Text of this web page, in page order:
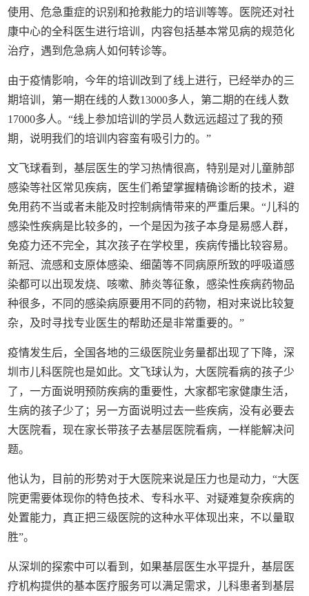
使用、危急重症的识别和抢救能力的培训等等。医院还对社
康中心的全科医生进行培训，内容包括基本常见病的规范化
治疗，遇到危急病人如何转诊等。
由于疫情影响，今年的培训改到了线上进行，已经举办的三
期培训，第一期在线的人数13000多人，第二期的在线人数
17000多人。“线上参加培训的学员人数远远超过了我的预
期，说明我们的培训内容蛮有吸引力的。”
文飞球看到，基层医生的学习热情很高，特别是对儿童肺部
感染等社区常见疾病，医生们希望掌握精确诊断的技术，避
免用药不当或者未能及时控制病情带来的严重后果。“儿科的
感染性疾病是比较多的，一个是因为孩子本身是易感人群，
免疫力还不完全，其次孩子在学校里，疾病传播比较容易。
新冠、流感和支原体感染、细菌等不同病原所致的呼吸道感
染都可以出现发烧、咳嗽、肺炎等征象，感染性疾病药物品
种很多，不同的感染病原要用不同的药物，相对来说比较复
杂，及时寻找专业医生的帮助还是非常重要的。”
疫情发生后，全国各地的三级医院业务量都出现了下降，深
圳市儿科医院也是如此。文飞球认为，大医院看病的孩子少
了，一方面说明预防疾病的重要性，大家都宅家健康生活，
生病的孩子少了；另一方面说明过去一些疾病，没有必要去
大医院看，现在家长带孩子去基层医院看病，一样能解决问
题。
他认为，目前的形势对于大医院来说是压力也是动力，“大医
院更需要体现你的特色技术、专科水平、对疑难复杂疾病的
处置能力，真正把三级医院的这种水平体现出来，不以量取
胜”。
从深圳的探索中可以看到，如果基层医生水平提升，基层医
疗机构提供的基本医疗服务可以满足需求，儿科患者到基层